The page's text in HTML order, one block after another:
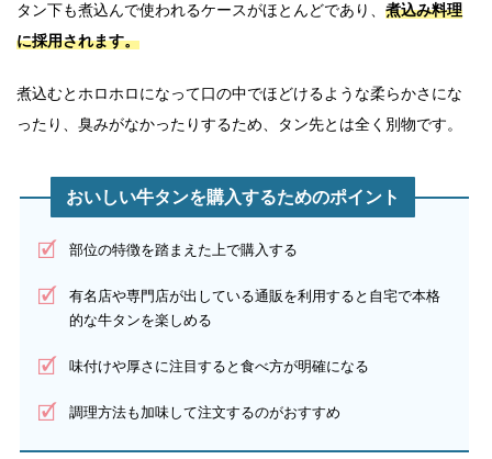
タン下も煮込んで使われるケースがほとんどであり、 煮込み料理
に採用されます。
煮込むとホロホロになって口の中でほどけるような柔らかさにな
ったり、臭みがなかったりするため、タン先とは全く別物です。
おいしい牛タンを購入するためのポイント
部位の特徴を踏まえた上で購入する
有名店や専門店が出している通販を利用すると自宅で本格
的な牛タンを楽しめる
味付けや厚さに注目すると食べ方が明確になる
調理方法も加味して注文するのがおすすめ